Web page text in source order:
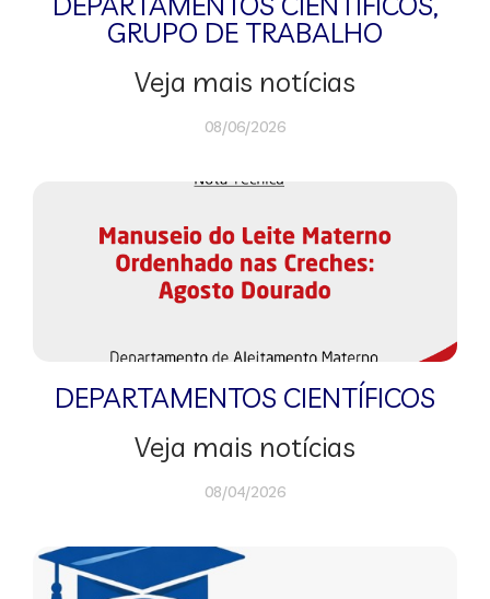
GRUPO DE TRABALHO
Veja mais notícias
08/06/2026
DEPARTAMENTOS CIENTÍFICOS
Veja mais notícias
08/04/2026